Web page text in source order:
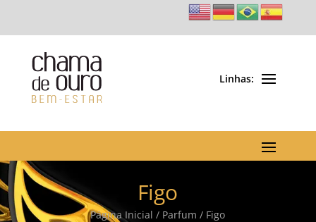
Figo
Página Inicial / Parfum / Figo